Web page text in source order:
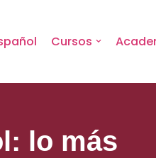
Cursos
lo más